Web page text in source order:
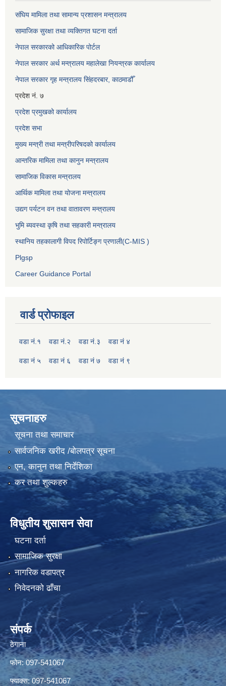
संघिय मामिला तथा सामान्य प्रशासन मन्त्रालय
सामाजिक सुरक्षा तथा व्यक्तिगत घटना दर्ता
नेपाल सरकारको आधिकारिक पोर्टल
नेपाल सरकार अर्थ मन्त्रालय महालेखा नियन्त्रक कार्यालय
नेपाल सरकार गृह मन्त्रालय सिंहदरबार, काठमाडौँ
प्रदेश नं. ७
प्रदेश प्रमुखको कार्यालय
प्रदेश सभा
मुख्य मन्त्री तथा मन्त्रीपरिषदको कार्यालय
आन्तरिक मामिला तथा कानुन मन्त्रालय
सामाजिक विकास मन्त्रालय
आर्थिक मामिला तथा योजना मन्त्रालय
उद्यग पर्यटन वन तथा वातावरण मन्त्रालय
भुमि ब्यवस्था कृषि तथा सहकारी मन्त्रालय
स्थानिय तहकालागी विपद रिपोर्टिङ्ग प्रणाली(C-MIS )
Plgsp
Career Guidance Portal
वार्ड प्रोफाइल
वडा नं.१ वडा नं.२ वडा नं.३ वडा नं ४
वडा नं ५ वडा नं ६ वडा नं ७ वडा नं ९
सूचनाहरु
सूचना तथा समाचार
सार्वजनिक खरीद /बोलपत्र सूचना
एन, कानुन तथा निर्देशिका
कर तथा शुल्कहरु
विधुतीय शुसासन सेवा
घटना दर्ता
सामाजिक सुरक्षा
नागरिक वडापत्र
निवेदनको ढाँचा
संपर्क
ठेगाना
फोन: 097-541067
फ्याक्स: 097-541067